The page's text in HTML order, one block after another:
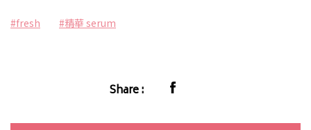
#fresh #精華 serum
Share :